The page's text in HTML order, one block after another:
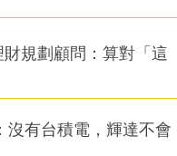
規劃顧問：算對「這
沒有台積電，輝達不會